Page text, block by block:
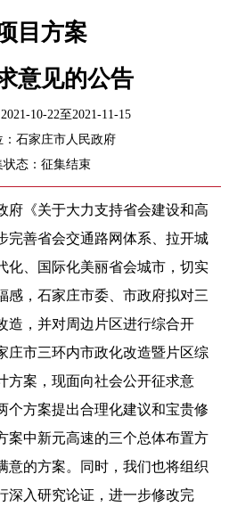
目方案
意见的公告
10-22至2021-11-15
：石家庄市人民政府
状态：征集结束
府《关于大力支持省会建设和高
完善省会交通路网体系、拉开城
化、国际化美丽省会城市，切实
感，石家庄市委、市政府拟对三
造，并对周边片区进行综合开
庄市三环内市政化改造暨片区综
方案，现面向社会公开征求意
个方案提出合理化建议和宝贵修
案中新元高速的三个总体布置方
意的方案。同时，我们也将组织
深入研究论证，进一步修改完